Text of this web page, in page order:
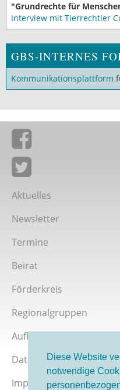
Diese Website
notwendige
"Grundrechte für
Interview mit Tierrechtler
GBS-INTERNES
Kommunikationsplattform
Giordano-Bruno-Stiftung
Giordano-Bruno-Stiftung
Aktuelles
Newsletter
Termine
Beirat
Förderkreis
Regionalgruppen
Aufklärer werden
Datenschutz
Impressum